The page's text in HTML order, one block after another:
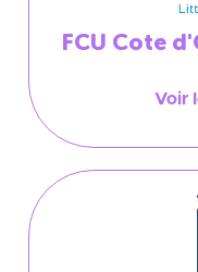
FCU Cote
Voir